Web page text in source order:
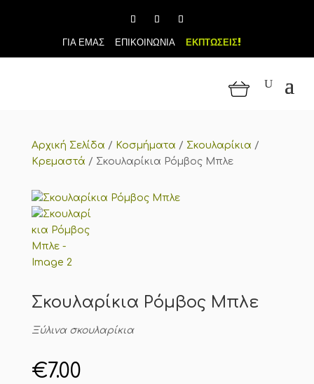
ΓΙΑ ΕΜΑΣ ΕΠΙΚΟΙΝΩΝΙΑ ΕΚΠΤΩΣΕΙΣ!
Αρχική Σελίδα / Κοσμήματα / Σκουλαρίκια /
Κρεμαστά / Σκουλαρίκια Ρόμβος Μπλε
Σκουλαρίκια Ρόμβος Μπλε
Ξύλινα σκουλαρίκια
€7.00